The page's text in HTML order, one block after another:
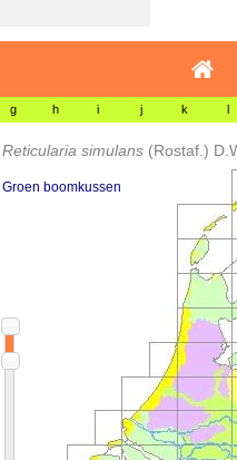
g h i j k l
Reticularia simulans (Rostaf.)
Groen boomkussen